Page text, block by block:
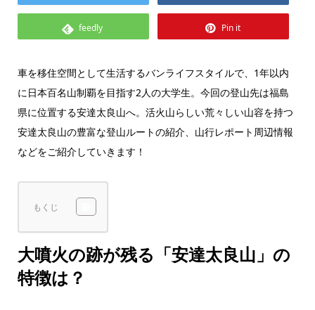
feedly Pin it
車を移住空間として生活するバンライフスタイルで、1年以内
に日本百名山制覇を目指す2人の大学生。今回の登山先は福島
県に位置する安達太良山へ。活火山らしい荒々しい山容を持つ
安達太良山の豊富な登山ルートの紹介、山行レポート周辺情報
などをご紹介していきます！
もくじ
大噴火の跡が残る「安達太良山」の
特徴は？